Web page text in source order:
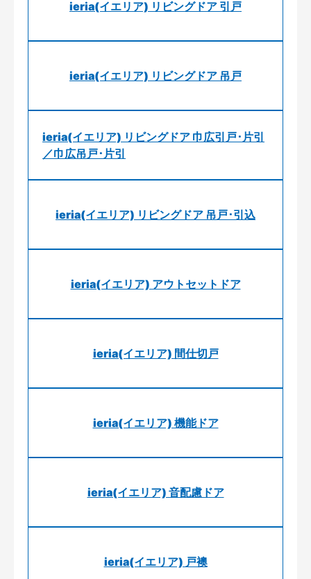
ieria(イエリア) リビングドア 引戸
ieria(イエリア) リビングドア 吊戸
ieria(イエリア) リビングドア 巾広引戸･片引
／巾広吊戸･片引
ieria(イエリア) リビングドア 吊戸･引込
ieria(イエリア) アウトセットドア
ieria(イエリア) 間仕切戸
ieria(イエリア) 機能ドア
ieria(イエリア) 音配慮ドア
ieria(イエリア) 戸襖